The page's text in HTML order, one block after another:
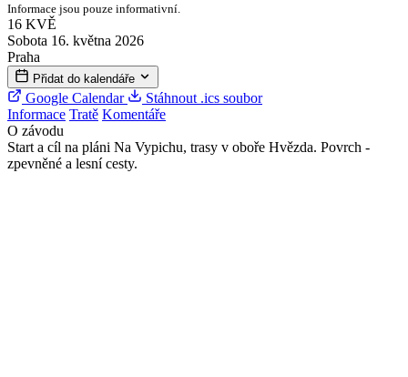
Informace jsou pouze informativní.
16 KVĚ
Sobota 16. května 2026
Praha
Přidat do kalendáře
Google Calendar
Stáhnout .ics soubor
Informace Tratě Komentáře
O závodu
Start a cíl na pláni Na Vypichu, trasy v oboře Hvězda. Povrch -
zpevněné a lesní cesty.